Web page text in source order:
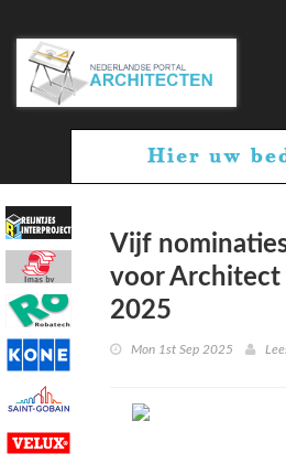
Vijf
voor Architect
2025
Mon 1st Sep 2025